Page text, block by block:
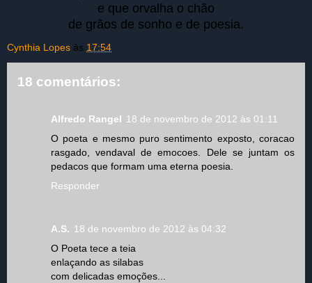
e que orvalha o chão
de grãos de sonho e de poesia.
Cynthia Lopes às 17:54
18 comentários:
Alfredo Rangel 18 de novembro de 2012 às 01:11
O poeta e mesmo puro sentimento exposto, coracao
rasgado, vendaval de emocoes. Dele se juntam os
pedacos que formam uma eterna poesia.
Responder
A.S. 18 de novembro de 2012 às 04:32
O Poeta tece a teia
enlaçando as silabas
com delicadas emoções...